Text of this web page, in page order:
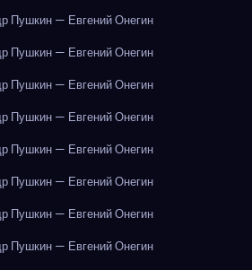
Пушкин — Евгений Онегин
Пушкин — Евгений Онегин
Пушкин — Евгений Онегин
Пушкин — Евгений Онегин
Пушкин — Евгений Онегин
Пушкин — Евгений Онегин
Пушкин — Евгений Онегин
Пушкин — Евгений Онегин